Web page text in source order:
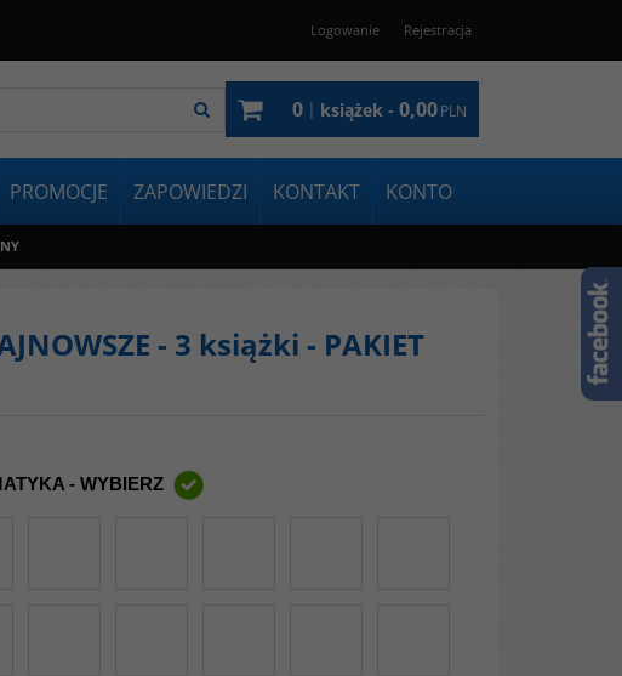
Logowanie Rejestracja
0 | książek - 0,00PLN
PROMOCJE ZAPOWIEDZI KONTAKT KONTO
- 3 książki - PAKIET
- WYBIERZ